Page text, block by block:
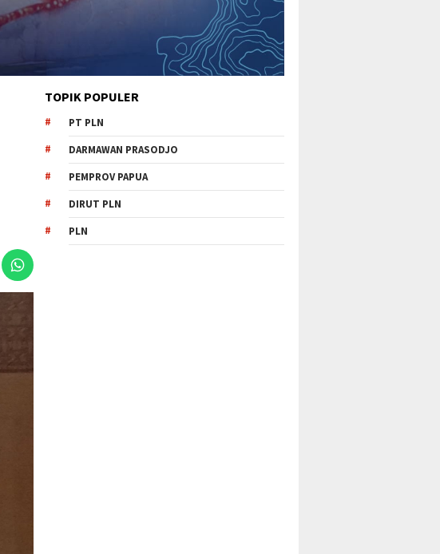
TOPIK POPULER
PT PLN
DARMAWAN PRASODJO
PEMPROV PAPUA
DIRUT PLN
PLN